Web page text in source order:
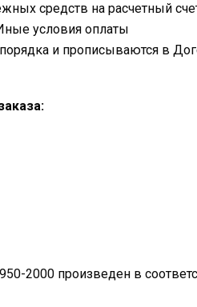
средств на расчетный
условия оплаты
и прописываются в
2000 произведен в